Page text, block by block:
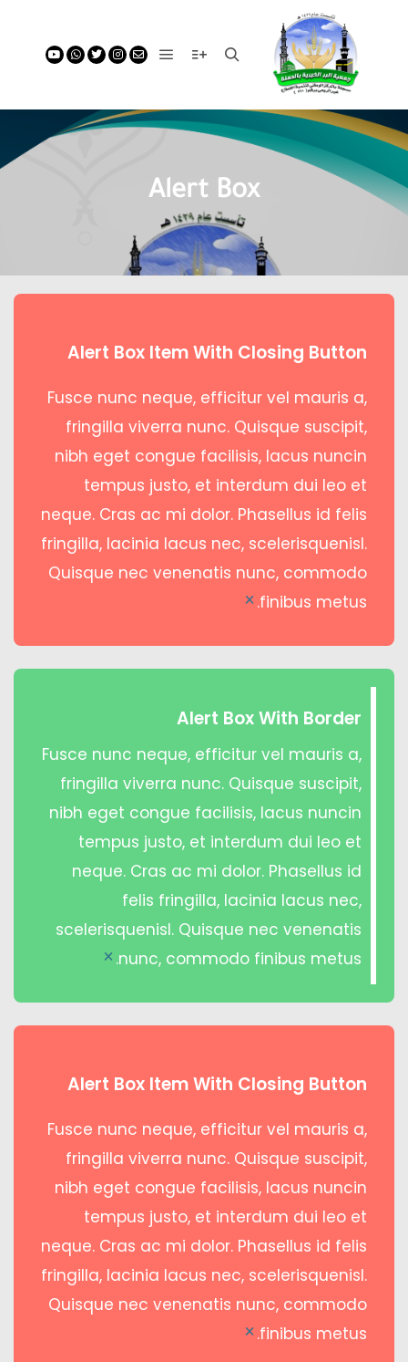
Alert Box
Alert Box Item With Closing Button
Fusce nunc neque, efficitur vel mauris a,
fringilla viverra nunc. Quisque suscipit,
nibh eget congue facilisis, lacus nuncin
tempus justo, et interdum dui leo et
neque. Cras ac mi dolor. Phasellus id felis
fringilla, lacinia lacus nec, scelerisquenisl.
Quisque nec venenatis nunc, commodo
finibus metus.
×
Alert Box With Border
Fusce nunc neque, efficitur vel mauris a,
fringilla viverra nunc. Quisque suscipit,
nibh eget congue facilisis, lacus nuncin
tempus justo, et interdum dui leo et
neque. Cras ac mi dolor. Phasellus id
felis fringilla, lacinia lacus nec,
scelerisquenisl. Quisque nec venenatis
nunc, commodo finibus metus.
×
Alert Box Item With Closing Button
Fusce nunc neque, efficitur vel mauris a,
fringilla viverra nunc. Quisque suscipit,
nibh eget congue facilisis, lacus nuncin
tempus justo, et interdum dui leo et
neque. Cras ac mi dolor. Phasellus id felis
fringilla, lacinia lacus nec, scelerisquenisl.
Quisque nec venenatis nunc, commodo
finibus metus.
×